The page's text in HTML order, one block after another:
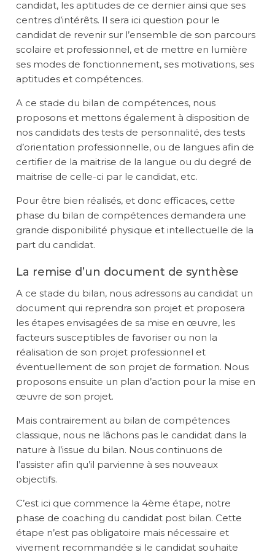
candidat, les aptitudes de ce dernier ainsi que ses
centres d’intérêts. Il sera ici question pour le
candidat de revenir sur l’ensemble de son parcours
scolaire et professionnel, et de mettre en lumière
ses modes de fonctionnement, ses motivations, ses
aptitudes et compétences.
A ce stade du bilan de compétences, nous
proposons et mettons également à disposition de
nos candidats des tests de personnalité, des tests
d’orientation professionnelle, ou de langues afin de
certifier de la maitrise de la langue ou du degré de
maitrise de celle-ci par le candidat, etc.
Pour être bien réalisés, et donc efficaces, cette
phase du bilan de compétences demandera une
grande disponibilité physique et intellectuelle de la
part du candidat.
La remise d’un document de synthèse
A ce stade du bilan, nous adressons au candidat un
document qui reprendra son projet et proposera
les étapes envisagées de sa mise en œuvre, les
facteurs susceptibles de favoriser ou non la
réalisation de son projet professionnel et
éventuellement de son projet de formation. Nous
proposons ensuite un plan d’action pour la mise en
œuvre de son projet.
Mais contrairement au bilan de compétences
classique, nous ne lâchons pas le candidat dans la
nature à l’issue du bilan. Nous continuons de
l’assister afin qu’il parvienne à ses nouveaux
objectifs.
C’est ici que commence la 4ème étape, notre
phase de coaching du candidat post bilan. Cette
étape n’est pas obligatoire mais nécessaire et
vivement recommandée si le candidat souhaite